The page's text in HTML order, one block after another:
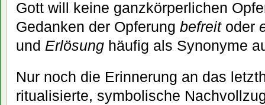
Gott will keine ganzkörperlichen
Gedanken der Opferung befreitoder
und Erlösung häufig als Synonyme
Nur noch die Erinnerung an das
ritualisierte, symbolische